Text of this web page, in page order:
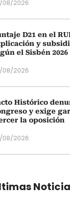
08/2026
D21 en el
y
el Sisbén 2026
08/2026
Histórico
y exige
la oposición
08/2026